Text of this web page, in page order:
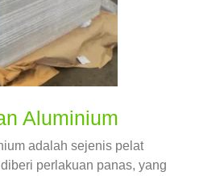
Aluminium
adalah sejenis pelat
perlakuan panas, yang